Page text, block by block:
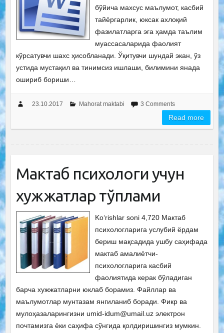
бўйича махсус маълумот, касбий
тайёргарлик, юксак ахлоқий
фазилатларга эга ҳамда таълим
муассасаларида фаолият
кўрсатувчи шахс ҳисобланади. Ўқитувчи шундай экан, ўз
устида мустақил ва тинимсиз ишлаши, билимини янада
ошириб бориши…
23.10.2017 Mahorat maktabi 3 Comments
Read more
Мактаб психологи учун
хужжатлар тўплами
Ko‘rishlar soni 4,720 Мактаб
психологларига услубий ёрдам
бериш мақсадида ушбу саҳифада
мактаб амалиётчи-
психологларига касбий
фаолиятида керак бўладиган
барча хужжатларни юклаб борамиз. Файллар ва
маълумотлар мунтазам янгиланиб боради. Фикр ва
мулоҳазаларингизни umid-idum@umail.uz электрон
почтамизга ёки саҳифа сўнгида қолдиришингиз мумкин.